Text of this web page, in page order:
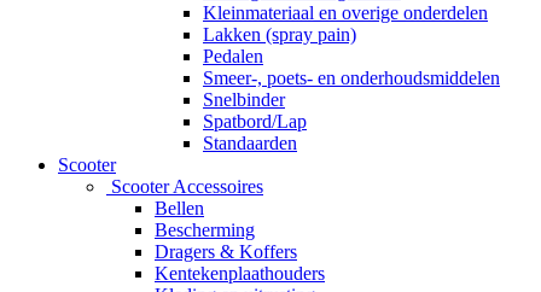
Kleinmateriaal en overige onderdelen
Lakken (spray pain)
Pedalen
Smeer-, poets- en onderhoudsmiddelen
Snelbinder
Spatbord/Lap
Standaarden
Scooter
Scooter Accessoires
Bellen
Bescherming
Dragers & Koffers
Kentekenplaathouders